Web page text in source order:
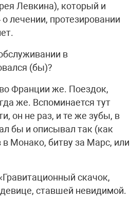
Левкина), который и
лечении, протезировании
в
(бы)?
Франции же. Поездок,
же. Вспоминается тут
он не раз, и те же зубы, в
бы и описывал так (как
Монако, битву за Марс, или
скачок,
ставшей невидимой.